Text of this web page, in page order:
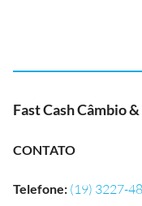
Fast Cash Câmbio
CONTATO
Telefone: (19) 3227-